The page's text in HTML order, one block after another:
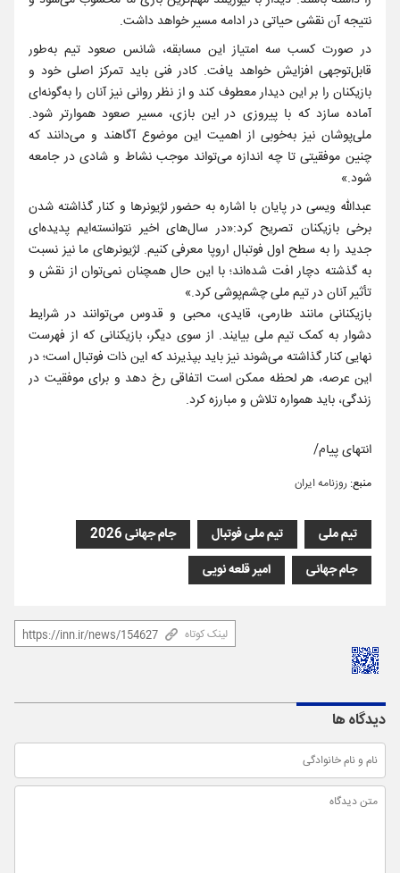
نتیجه آن نقشی حیاتی در ادامه مسیر خواهد داشت.
در صورت کسب سه امتیاز این مسابقه، شانس صعود تیم به‌طور
قابل‌توجهی افزایش خواهد یافت. کادر فنی باید تمرکز اصلی خود و
بازیکنان را بر این دیدار معطوف کند و از نظر روانی نیز آنان را به‌گونه‌ای
آماده سازد که با پیروزی در این بازی، مسیر صعود هموارتر شود.
ملی‌پوشان نیز به‌خوبی از اهمیت این موضوع آگاهند و می‌دانند که
چنین موفقیتی تا چه اندازه می‌تواند موجب نشاط و شادی در جامعه
شود.»
عبدالله ویسی در پایان با اشاره به حضور لژیونرها و کنار گذاشته شدن
برخی بازیکنان تصریح کرد:«در سال‌های اخیر نتوانسته‌ایم پدیده‌ای
جدید را به سطح اول فوتبال اروپا معرفی کنیم. لژیونرهای ما نیز نسبت
به گذشته دچار افت شده‌اند؛ با این حال همچنان نمی‌توان از نقش و
تأثیر آنان در تیم ملی چشم‌پوشی کرد.»
بازیکنانی مانند طارمی، قایدی، محبی و قدوس می‌توانند در شرایط
دشوار به کمک تیم ملی بیایند. از سوی دیگر، بازیکنانی که از فهرست
نهایی کنار گذاشته می‌شوند نیز باید بپذیرند که این ذات فوتبال است؛ در
این عرصه، هر لحظه ممکن است اتفاقی رخ دهد و برای موفقیت در
زندگی، باید همواره تلاش و مبارزه کرد.
انتهای پیام/
منبع: روزنامه ایران
تیم ملی تیم ملی فوتبال
جام جهانی 2026
جام جهانی
امیر قلعه نویی
لینک کوتاه
دیدگاه ها